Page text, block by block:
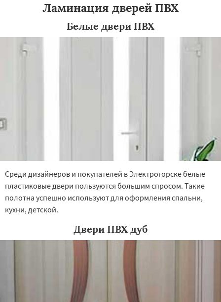
Нахабино Некрасовское
Правдинский
Родники Свердловск
Северный
Софрино Томилино
Ламинация дверей ПВХ
Белые двери ПВХ
Среди дизайнеров и покупателей в Электрогорске белые
пластиковые двери пользуются большим спросом. Такие
полотна успешно используют для оформления спальни,
кухни, детской.
Двери ПВХ дуб